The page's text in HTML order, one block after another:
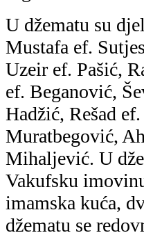
U džematu su
Mustafa ef.
Uzeir ef. Pašić,
ef. Beganović,
Hadžić, Rešad
Muratbegović,
Mihaljević. U
Vakufsku
imamska kuća,
džematu se